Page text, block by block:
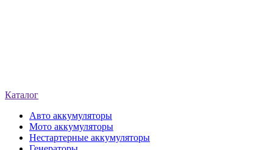
Каталог
Авто аккумуляторы
Мото аккумуляторы
Нестартерные аккумуляторы